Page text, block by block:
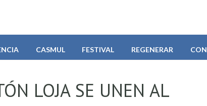
CASMUL FESTIVAL REGENERAR
LOJA SE UNEN AL